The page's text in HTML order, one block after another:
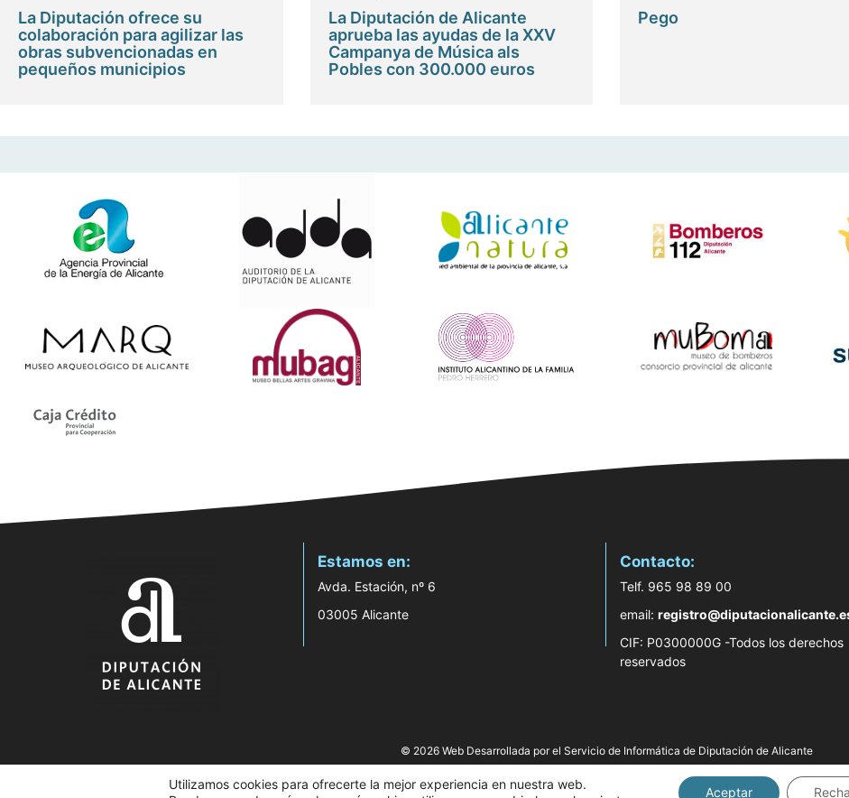
La Diputación ofrece su
colaboración para agilizar las
obras subvencionadas en
pequeños municipios
La Diputación de Alicante
aprueba las ayudas de la XXV
Campanya de Música als
Pobles con 300.000 euros
Pego
Estamos en:
Avda. Estación, nº 6
03005 Alicante
Contacto:
Telf. 965 98 89 00
email:
CIF: P0300000G -Todos los derechos
reservados
© 2026 Web Desarrollada por el Servicio de Informática de Diputación de Alicante
Utilizamos cookies para ofrecerte la mejor experiencia en nuestra web.
Aceptar